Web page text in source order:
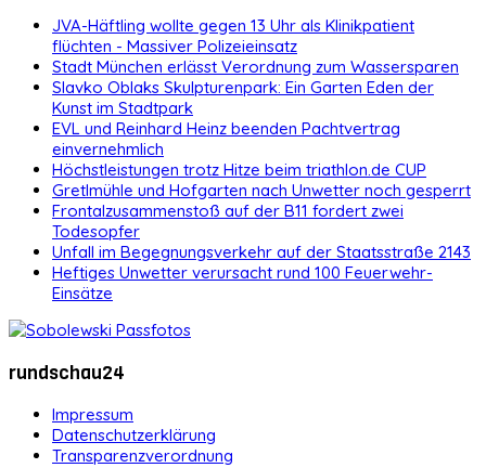
JVA-Häftling wollte gegen 13 Uhr als Klinikpatient
flüchten - Massiver Polizeieinsatz
Stadt München erlässt Verordnung zum Wassersparen
Slavko Oblaks Skulpturenpark: Ein Garten Eden der
Kunst im Stadtpark
EVL und Reinhard Heinz beenden Pachtvertrag
einvernehmlich
Höchstleistungen trotz Hitze beim triathlon.de CUP
Gretlmühle und Hofgarten nach Unwetter noch gesperrt
Frontalzusammenstoß auf der B11 fordert zwei
Todesopfer
Unfall im Begegnungsverkehr auf der Staatsstraße 2143
Heftiges Unwetter verursacht rund 100 Feuerwehr-
Einsätze
rundschau24
Impressum
Datenschutzerklärung
Transparenzverordnung